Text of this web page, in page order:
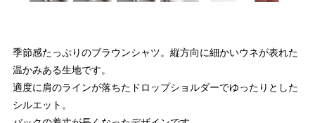
季節感たっぷりのブラウンシャツ。縦方向に細かいウネが表れた
温かみある生地です。
適度に肩のラインが落ちたドロップショルダーでゆったりとした
シルエット。